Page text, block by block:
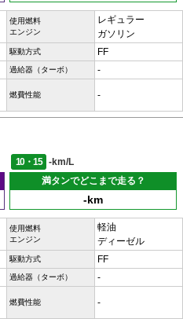
使用燃料
エンジン
レギュラー
ガソリン
駆動方式 FF
過給器（ターボ） -
燃費性能 -
10・15
-km/L
満タンでどこまで走る？
-km
使用燃料
エンジン
軽油
ディーゼル
駆動方式 FF
過給器（ターボ） -
燃費性能 -